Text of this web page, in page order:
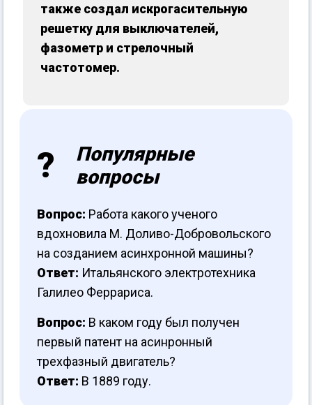
также создал искрогасительную
решетку для выключателей,
фазометр и стрелочный
частотомер.
Популярные
вопросы
Вопрос: Работа какого ученого
вдохновила М. Доливо-Добровольского
на созданием асинхронной машины?
Ответ: Итальянского электротехника
Галилео Феррариса.
Вопрос: В каком году был получен
первый патент на асинронный
трехфазный двигатель?
Ответ: В 1889 году.